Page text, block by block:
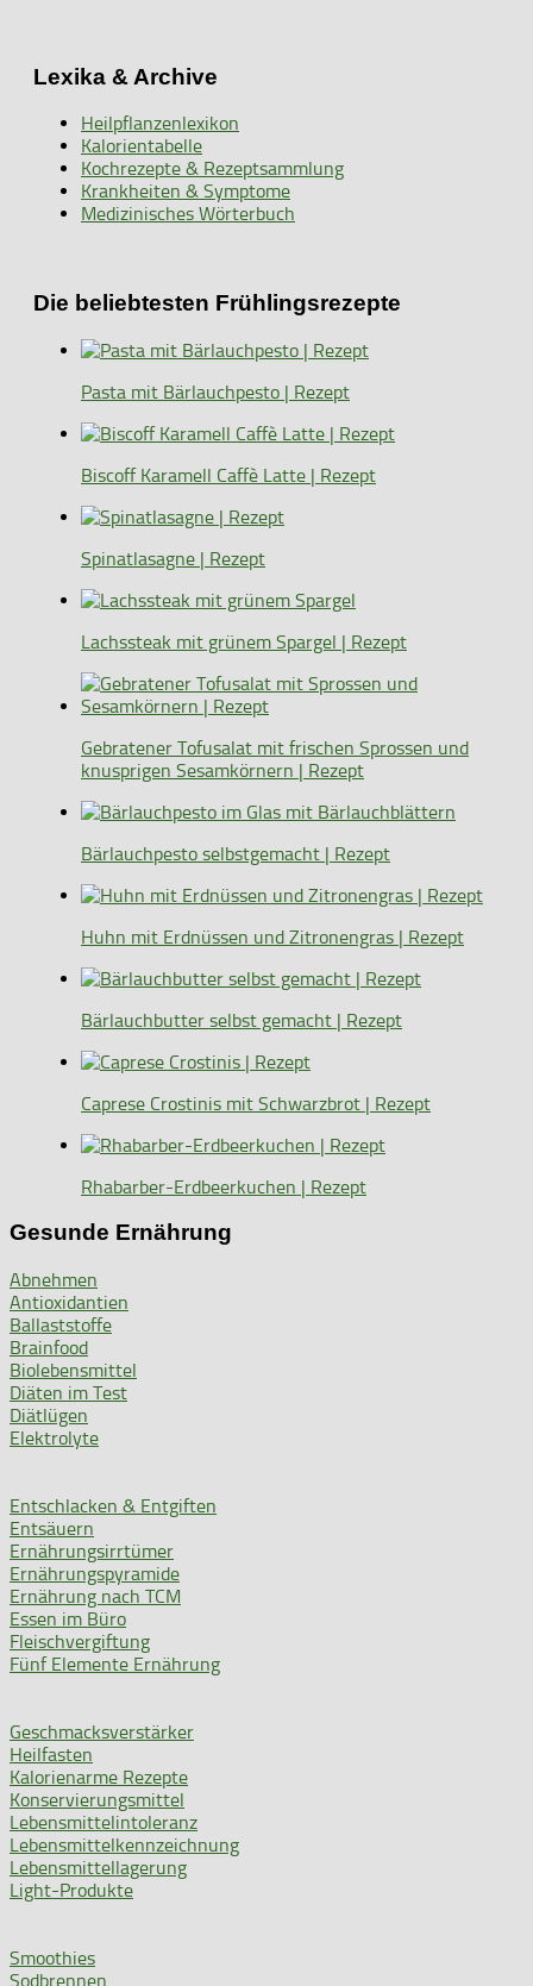
Lexika & Archive
Heilpflanzenlexikon
Kalorientabelle
Kochrezepte & Rezeptsammlung
Krankheiten & Symptome
Medizinisches Wörterbuch
Die beliebtesten Frühlingsrezepte
Pasta mit Bärlauchpesto | Rezept
Biscoff Karamell Caffè Latte | Rezept
Spinatlasagne | Rezept
Lachssteak mit grünem Spargel | Rezept
Gebratener Tofusalat mit frischen Sprossen und
knusprigen Sesamkörnern | Rezept
Bärlauchpesto selbstgemacht | Rezept
Huhn mit Erdnüssen und Zitronengras | Rezept
Bärlauchbutter selbst gemacht | Rezept
Caprese Crostinis mit Schwarzbrot | Rezept
Rhabarber-Erdbeerkuchen | Rezept
Gesunde Ernährung
Abnehmen
Antioxidantien
Ballaststoffe
Brainfood
Biolebensmittel
Diäten im Test
Diätlügen
Elektrolyte
Entschlacken & Entgiften
Entsäuern
Ernährungsirrtümer
Ernährungspyramide
Ernährung nach TCM
Essen im Büro
Fleischvergiftung
Fünf Elemente Ernährung
Geschmacksverstärker
Heilfasten
Kalorienarme Rezepte
Konservierungsmittel
Lebensmittelintoleranz
Lebensmittelkennzeichnung
Lebensmittellagerung
Light-Produkte
Smoothies
Sodbrennen